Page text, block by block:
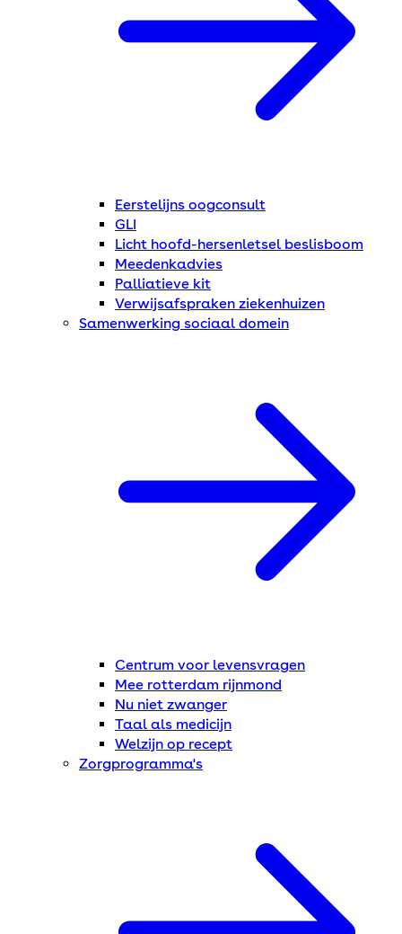
Eerstelijns oogconsult
GLI
Licht hoofd-hersenletsel beslisboom
Meedenkadvies
Palliatieve kit
Verwijsafspraken ziekenhuizen
Samenwerking sociaal domein
Centrum voor levensvragen
Mee rotterdam rijnmond
Nu niet zwanger
Taal als medicijn
Welzijn op recept
Zorgprogramma's